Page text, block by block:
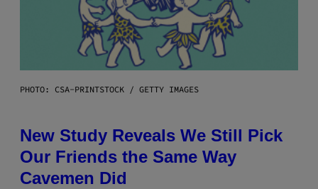
PHOTO: CSA-PRINTSTOCK / GETTY IMAGES
New Study Reveals We Still Pick
Our Friends the Same Way
Cavemen Did